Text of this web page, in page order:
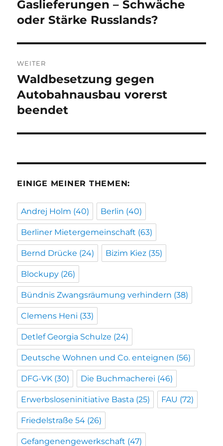
Beitrag:
Gaslieferungen – Schwäche
oder Stärke Russlands?
WEITER
Nächster
Beitrag:
Waldbesetzung gegen
Autobahnausbau vorerst
beendet
EINIGE MEINER THEMEN:
Andrej Holm (40) Berlin (40)
Berliner Mietergemeinschaft (63)
Bernd Drücke (24) Bizim Kiez (35)
Blockupy (26)
Bündnis Zwangsräumung verhindern (38)
Clemens Heni (33)
Detlef Georgia Schulze (24)
Deutsche Wohnen und Co. enteignen (56)
DFG-VK (30) Die Buchmacherei (46)
Erwerbsloseninitiative Basta (25) FAU (72)
Friedelstraße 54 (26)
Gefangenengewerkschaft (47)